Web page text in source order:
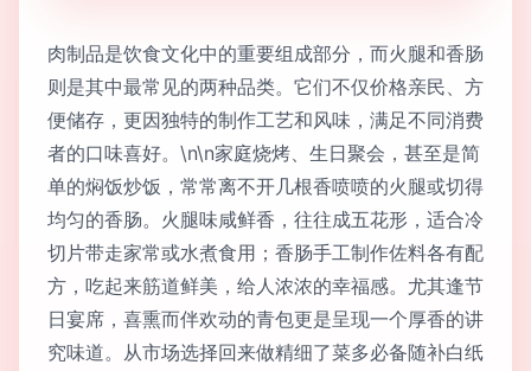
肉制品是饮食文化中的重要组成部分，而火腿和香肠
则是其中最常见的两种品类。它们不仅价格亲民、方
便储存，更因独特的制作工艺和风味，满足不同消费
者的口味喜好。\n\n家庭烧烤、生日聚会，甚至是简
单的焖饭炒饭，常常离不开几根香喷喷的火腿或切得
均匀的香肠。火腿味咸鲜香，往往成五花形，适合冷
切片带走家常或水煮食用；香肠手工制作佐料各有配
方，吃起来筋道鲜美，给人浓浓的幸福感。尤其逢节
日宴席，喜熏而伴欢动的青包更是呈现一个厚香的讲
究味道。从市场选择回来做精细了菜多必备随补白纸